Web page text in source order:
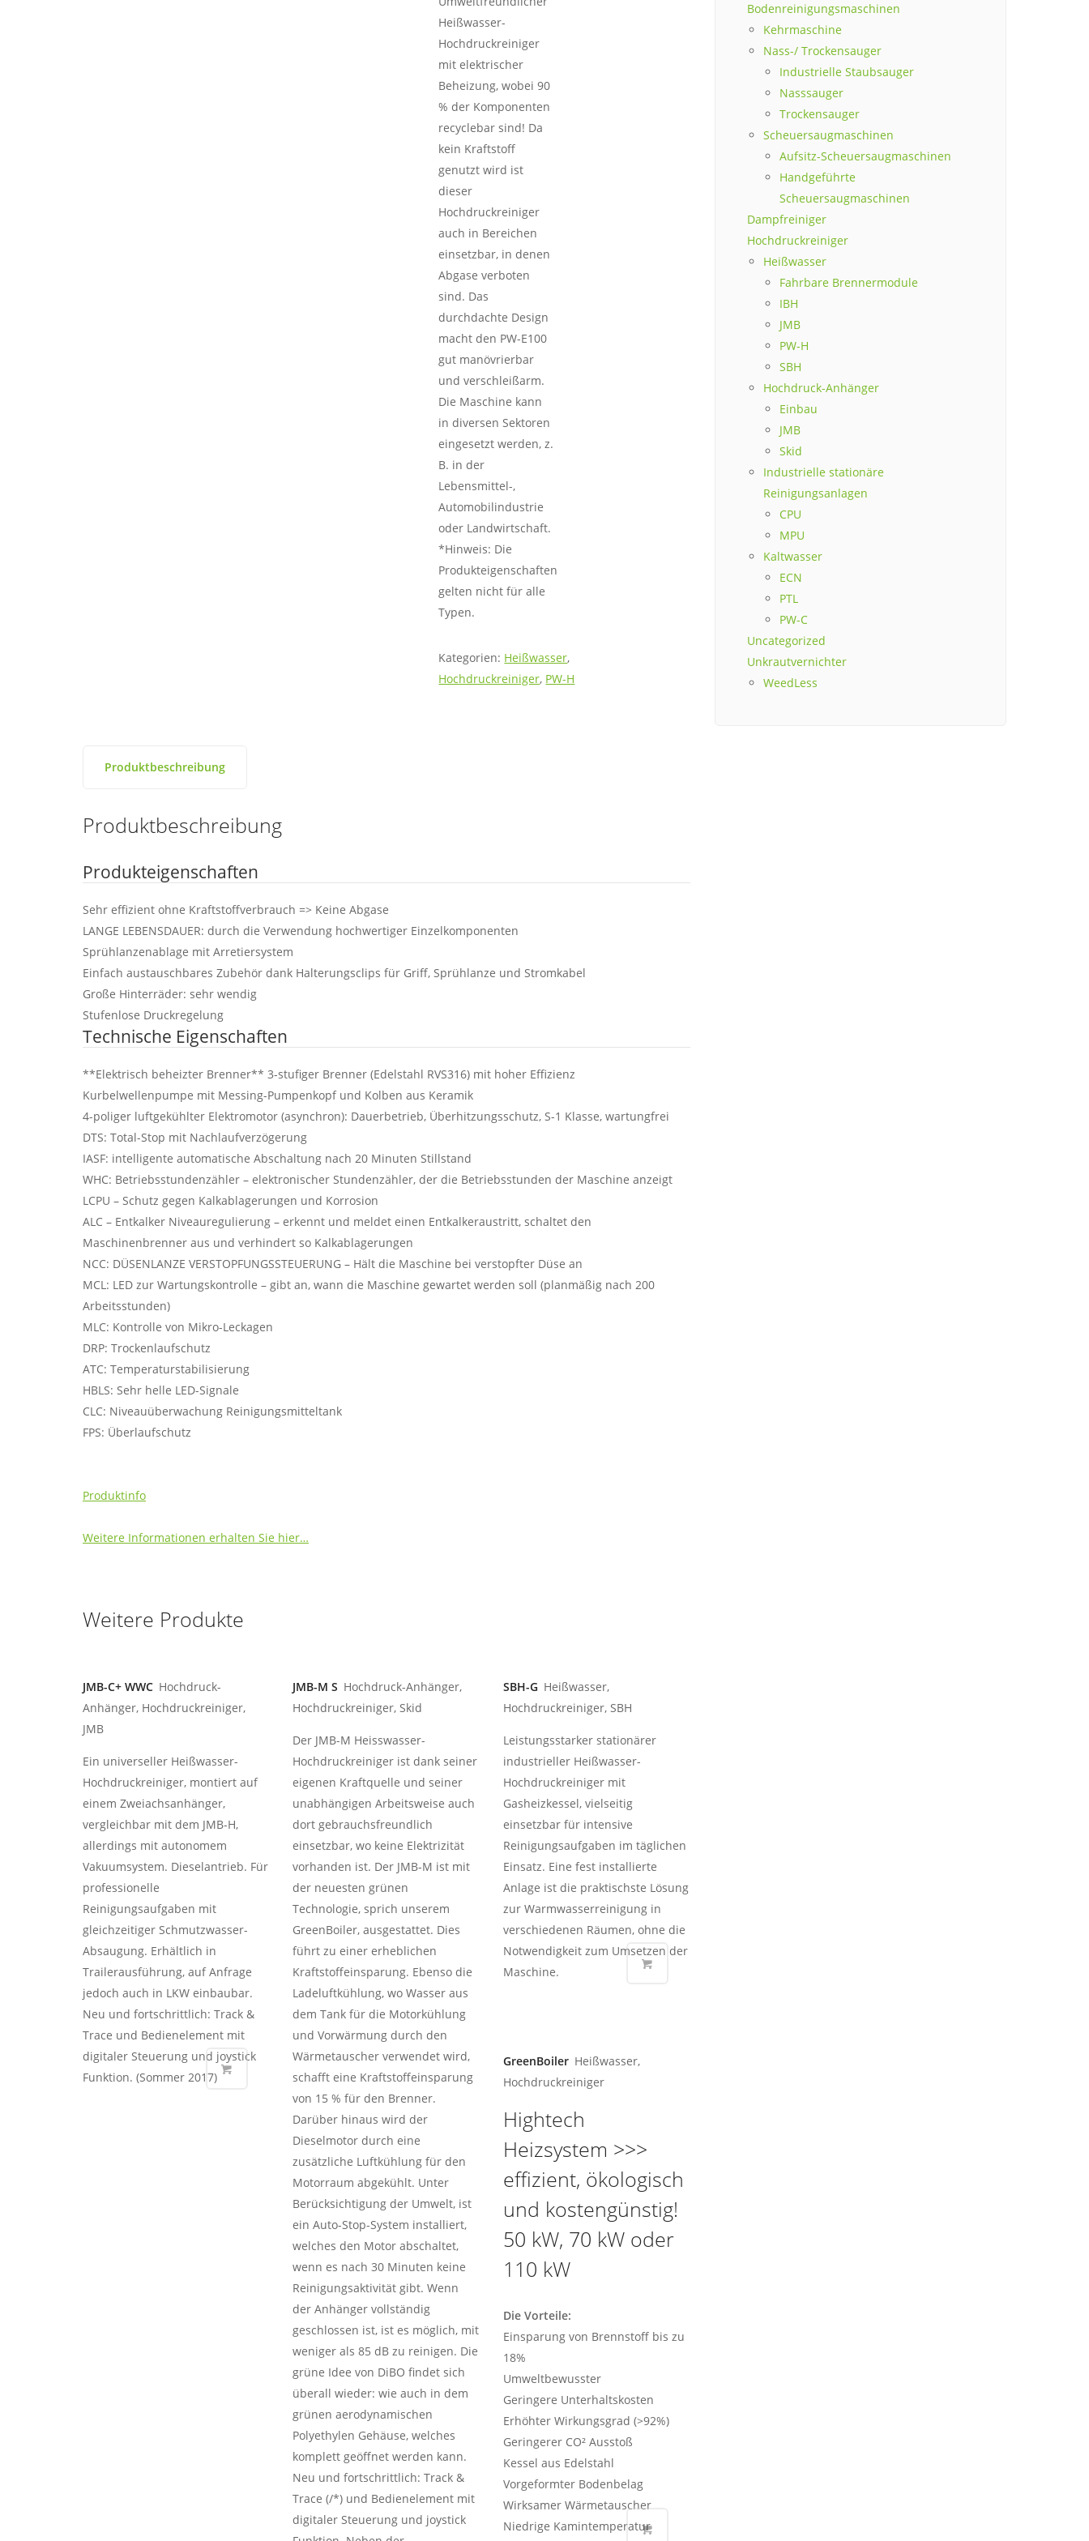
Heißwasser-
Hochdruckreiniger
mit elektrischer
Beheizung, wobei 90
% der Komponenten
recyclebar sind! Da
kein Kraftstoff
genutzt wird ist
dieser
Hochdruckreiniger
auch in Bereichen
einsetzbar, in denen
Abgase verboten
sind. Das
durchdachte Design
macht den PW-E100
gut manövrierbar
und verschleißarm.
Die Maschine kann
in diversen Sektoren
eingesetzt werden, z.
B. in der
Lebensmittel-,
Automobilindustrie
oder Landwirtschaft.
*Hinweis: Die
Produkteigenschaften
gelten nicht für alle
Typen.
Kategorien: Heißwasser,
Hochdruckreiniger, PW-H
Produktbeschreibung
Produktbeschreibung
Produkteigenschaften
Sehr effizient ohne Kraftstoffverbrauch => Keine Abgase
LANGE LEBENSDAUER: durch die Verwendung hochwertiger Einzelkomponenten
Sprühlanzenablage mit Arretiersystem
Einfach austauschbares Zubehör dank Halterungsclips für Griff, Sprühlanze und Stromkabel
Große Hinterräder: sehr wendig
Stufenlose Druckregelung
Technische Eigenschaften
**Elektrisch beheizter Brenner** 3-stufiger Brenner (Edelstahl RVS316) mit hoher Effizienz
Kurbelwellenpumpe mit Messing-Pumpenkopf und Kolben aus Keramik
4-poliger luftgekühlter Elektromotor (asynchron): Dauerbetrieb, Überhitzungsschutz, S-1 Klasse, wartungfrei
DTS: Total-Stop mit Nachlaufverzögerung
IASF: intelligente automatische Abschaltung nach 20 Minuten Stillstand
WHC: Betriebsstundenzähler – elektronischer Stundenzähler, der die Betriebsstunden der Maschine anzeigt
LCPU – Schutz gegen Kalkablagerungen und Korrosion
ALC – Entkalker Niveauregulierung – erkennt und meldet einen Entkalkeraustritt, schaltet den
Maschinenbrenner aus und verhindert so Kalkablagerungen
NCC: DÜSENLANZE VERSTOPFUNGSSTEUERUNG – Hält die Maschine bei verstopfter Düse an
MCL: LED zur Wartungskontrolle – gibt an, wann die Maschine gewartet werden soll (planmäßig nach 200
Arbeitsstunden)
MLC: Kontrolle von Mikro-Leckagen
DRP: Trockenlaufschutz
ATC: Temperaturstabilisierung
HBLS: Sehr helle LED-Signale
CLC: Niveauüberwachung Reinigungsmitteltank
FPS: Überlaufschutz
Produktinfo
Weitere Informationen erhalten Sie hier…
Weitere Produkte
JMB-C+ WWC Hochdruck-
Anhänger, Hochdruckreiniger,
JMB
Ein universeller Heißwasser-
Hochdruckreiniger, montiert auf
einem Zweiachsanhänger,
vergleichbar mit dem JMB-H,
allerdings mit autonomem
Vakuumsystem. Dieselantrieb. Für
professionelle
Reinigungsaufgaben mit
gleichzeitiger Schmutzwasser-
Absaugung. Erhältlich in
Trailerausführung, auf Anfrage
jedoch auch in LKW einbaubar.
Neu und fortschrittlich: Track &
Trace und Bedienelement mit
digitaler Steuerung und joystick
Funktion. (Sommer 2017)
JMB-M S Hochdruck-Anhänger,
Hochdruckreiniger, Skid
Der JMB-M Heisswasser-
Hochdruckreiniger ist dank seiner
eigenen Kraftquelle und seiner
unabhängigen Arbeitsweise auch
dort gebrauchsfreundlich
einsetzbar, wo keine Elektrizität
vorhanden ist. Der JMB-M ist mit
der neuesten grünen
Technologie, sprich unserem
GreenBoiler, ausgestattet. Dies
führt zu einer erheblichen
Kraftstoffeinsparung. Ebenso die
Ladeluftkühlung, wo Wasser aus
dem Tank für die Motorkühlung
und Vorwärmung durch den
Wärmetauscher verwendet wird,
schafft eine Kraftstoffeinsparung
von 15 % für den Brenner.
Darüber hinaus wird der
Dieselmotor durch eine
zusätzliche Luftkühlung für den
Motorraum abgekühlt. Unter
Berücksichtigung der Umwelt, ist
ein Auto-Stop-System installiert,
welches den Motor abschaltet,
wenn es nach 30 Minuten keine
Reinigungsaktivität gibt. Wenn
der Anhänger vollständig
geschlossen ist, ist es möglich, mit
weniger als 85 dB zu reinigen. Die
grüne Idee von DiBO findet sich
überall wieder: wie auch in dem
grünen aerodynamischen
Polyethylen Gehäuse, welches
komplett geöffnet werden kann.
Neu und fortschrittlich: Track &
Trace (/*) und Bedienelement mit
digitaler Steuerung und joystick
SBH-G Heißwasser,
Hochdruckreiniger, SBH
Leistungsstarker stationärer
industrieller Heißwasser-
Hochdruckreiniger mit
Gasheizkessel, vielseitig
einsetzbar für intensive
Reinigungsaufgaben im täglichen
Einsatz. Eine fest installierte
Anlage ist die praktischste Lösung
zur Warmwasserreinigung in
verschiedenen Räumen, ohne die
Notwendigkeit zum Umsetzen der
Maschine.
GreenBoiler Heißwasser,
Hochdruckreiniger
Hightech
Heizsystem >>>
effizient, ökologisch
und kostengünstig!
50 kW, 70 kW oder
110 kW
Die Vorteile:
Einsparung von Brennstoff bis zu
18%
Umweltbewusster
Geringere Unterhaltskosten
Erhöhter Wirkungsgrad (>92%)
Geringerer CO² Ausstoß
Kessel aus Edelstahl
Vorgeformter Bodenbelag
Wirksamer Wärmetauscher
Niedrige Kamintemperatur
Bodenreinigungsmaschinen
Kehrmaschine
Nass-/ Trockensauger
Industrielle Staubsauger
Nasssauger
Trockensauger
Scheuersaugmaschinen
Aufsitz-Scheuersaugmaschinen
Handgeführte
Scheuersaugmaschinen
Dampfreiniger
Hochdruckreiniger
Heißwasser
Fahrbare Brennermodule
IBH
JMB
PW-H
SBH
Hochdruck-Anhänger
Einbau
JMB
Skid
Industrielle stationäre
Reinigungsanlagen
CPU
MPU
Kaltwasser
ECN
PTL
PW-C
Uncategorized
Unkrautvernichter
WeedLess